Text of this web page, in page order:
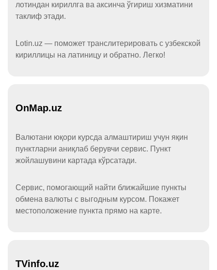
лотиндан кириллга ва аксинча ўгириш хизматини
таклиф этади.
Lotin.uz — поможет транслитерировать с узбекской
кириллицы на латиницу и обратно. Легко!
OnMap.uz
Валютани юқори курсда алмаштириш учун яқин
пунктларни аниқлаб берувчи сервис. Пункт
жойлашувини картада кўрсатади.
Сервис, помогающий найти ближайшие пункты
обмена валюты с выгодным курсом. Покажет
местоположение пункта прямо на карте.
TVinfo.uz